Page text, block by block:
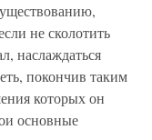
не сколотить
наслаждаться
покончив таким
которых он
основные